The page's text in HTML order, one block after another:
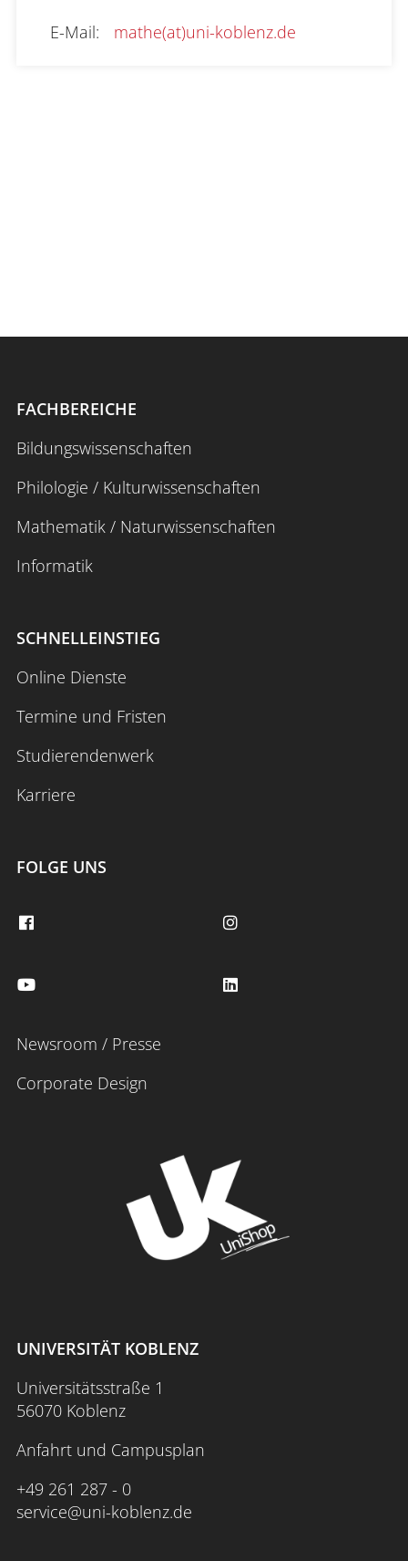
E-Mail: mathe(at)uni-koblenz.de
FACHBEREICHE
Bildungswissenschaften
Philologie / Kulturwissenschaften
Mathematik / Naturwissenschaften
Informatik
SCHNELLEINSTIEG
Online Dienste
Termine und Fristen
Studierendenwerk
Karriere
FOLGE UNS
Newsroom / Presse
Corporate Design
UNIVERSITÄT KOBLENZ
Universitätsstraße 1
56070 Koblenz
Anfahrt und Campusplan
+49 261 287 - 0
service@uni-koblenz.de